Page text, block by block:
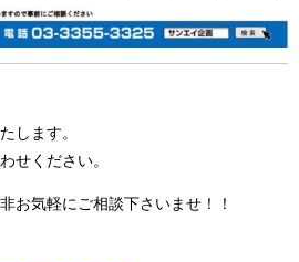
します。
せください。
お気軽にご相談下さいませ！！